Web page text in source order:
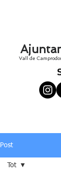
Vall de
Post
Tot